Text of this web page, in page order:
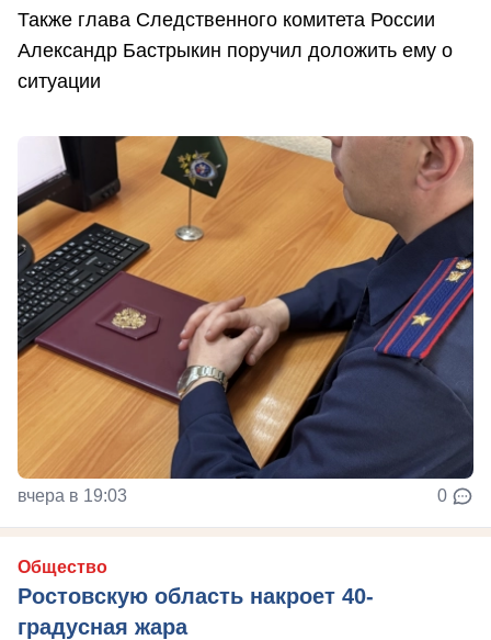
Также глава Следственного комитета России
Александр Бастрыкин поручил доложить ему о
ситуации
вчера в 19:03 0
Общество
Ростовскую область накроет 40-
градусная жара